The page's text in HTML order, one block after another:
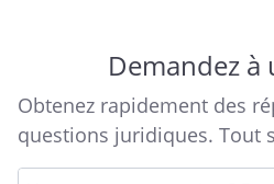
Demandez à
Obtenez rapidement des
questions juridiques. Tout